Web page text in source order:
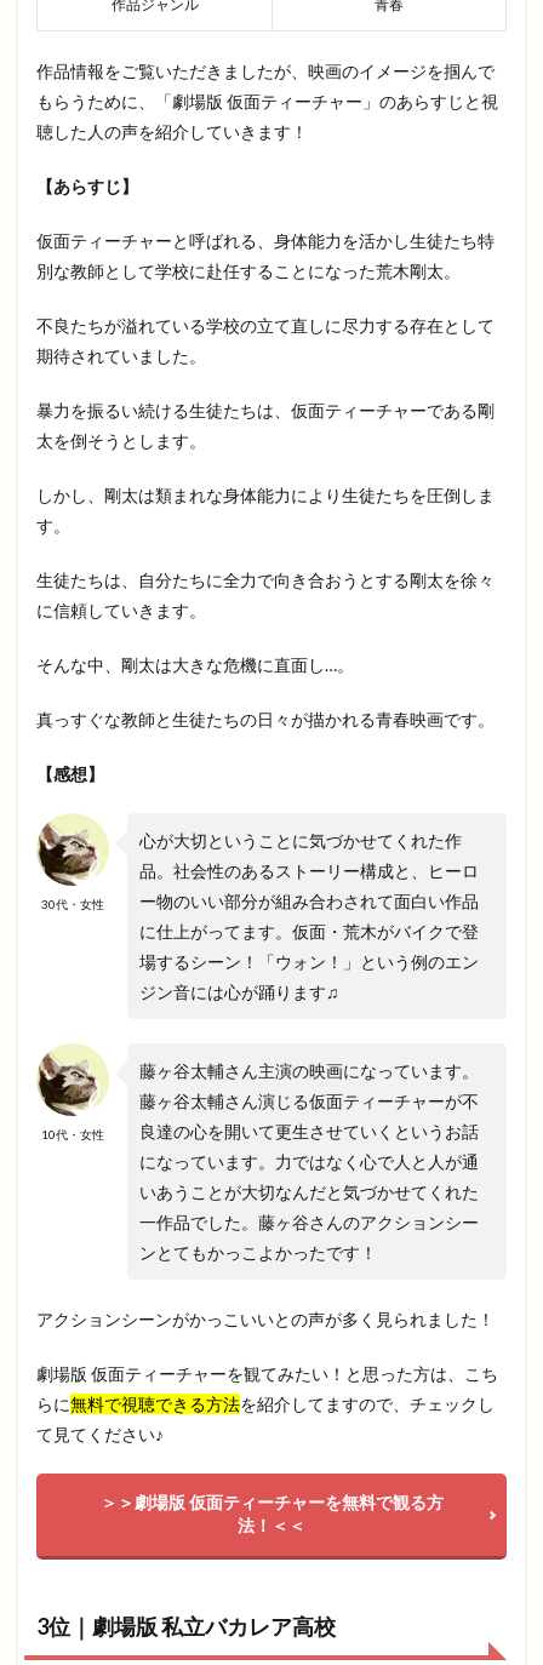
作品ジャンル 青春
作品情報をご覧いただきましたが、映画のイメージを掴んで
もらうために、「劇場版 仮面ティーチャー」のあらすじと視
聴した人の声を紹介していきます！
【あらすじ】
仮面ティーチャーと呼ばれる、身体能力を活かし生徒たち特
別な教師として学校に赴任することになった荒木剛太。
不良たちが溢れている学校の立て直しに尽力する存在として
期待されていました。
暴力を振るい続ける生徒たちは、仮面ティーチャーである剛
太を倒そうとします。
しかし、剛太は類まれな身体能力により生徒たちを圧倒しま
す。
生徒たちは、自分たちに全力で向き合おうとする剛太を徐々
に信頼していきます。
そんな中、剛太は大きな危機に直面し…。
真っすぐな教師と生徒たちの日々が描かれる青春映画です。
【感想】
30代・女性
心が大切ということに気づかせてくれた作
品。社会性のあるストーリー構成と、ヒーロ
ー物のいい部分が組み合わされて面白い作品
に仕上がってます。仮面・荒木がバイクで登
場するシーン！「ウォン！」という例のエン
ジン音には心が踊ります♫
10代・女性
藤ヶ谷太輔さん主演の映画になっています。
藤ヶ谷太輔さん演じる仮面ティーチャーが不
良達の心を開いて更生させていくというお話
になっています。力ではなく心で人と人が通
いあうことが大切なんだと気づかせてくれた
一作品でした。藤ヶ谷さんのアクションシー
ンとてもかっこよかったです！
アクションシーンがかっこいいとの声が多く見られました！
劇場版 仮面ティーチャーを観てみたい！と思った方は、こち
らに無料で視聴できる方法を紹介してますので、チェックし
て見てください♪
＞＞劇場版 仮面ティーチャーを無料で観る方
法！＜＜
3位｜劇場版 私立バカレア高校